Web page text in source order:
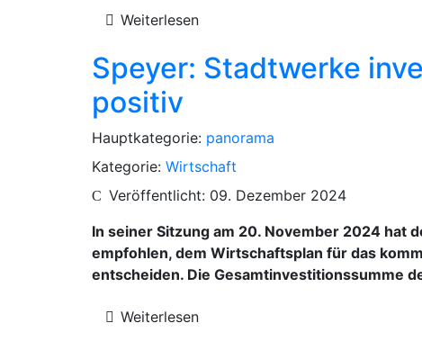
Weiterlesen
Speyer: Stadtwerke
positiv
Hauptkategorie: panorama
Kategorie: Wirtschaft
Veröffentlicht: 09. Dezember 2024
In seiner Sitzung am 20. November 2024 hat
empfohlen, dem Wirtschaftsplan für das
entscheiden. Die Gesamtinvestitionssumme
Weiterlesen